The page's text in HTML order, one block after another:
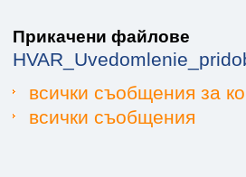
Прикачени файлове
всички съобщения за
всички съобщения